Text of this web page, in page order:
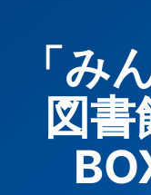
「み
図